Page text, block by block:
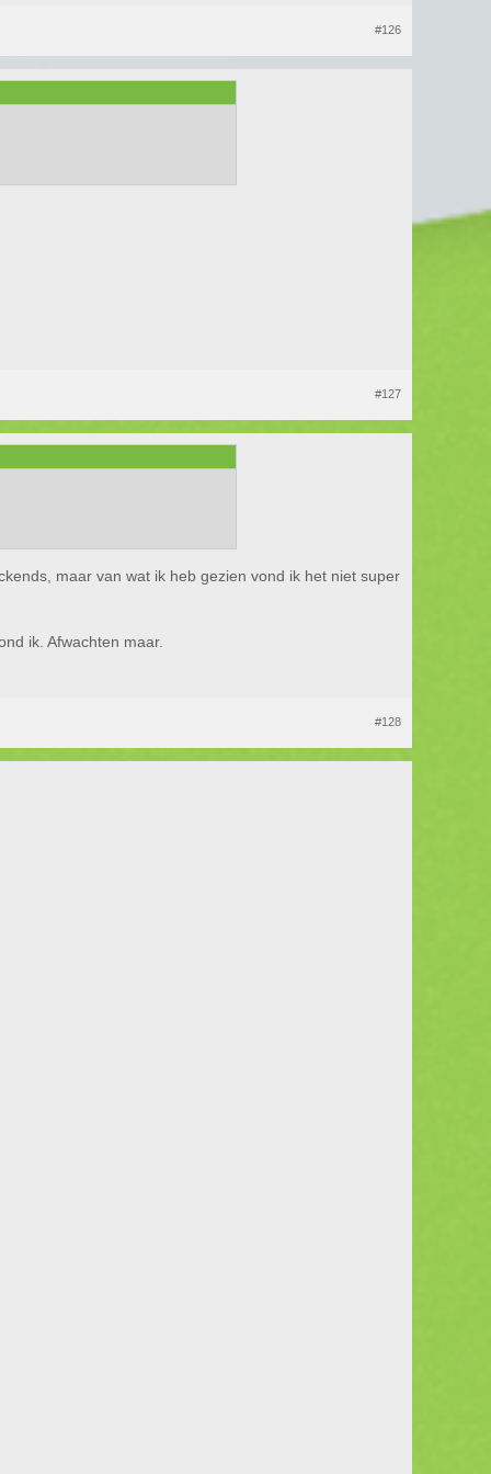
#126
#127
maar van wat ik heb gezien vond ik het niet super
ik. Afwachten maar.
#128